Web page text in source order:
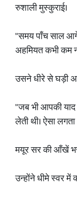
रुशाली मुस्कुराई।
"समय पाँच साल आगे
अहमियत कभी कम
उसने धीरे से घड़ी
"जब भी आपकी
लेती थी। ऐसा
मयूर सर की आँखें
उन्होंने धीमे स्वर में